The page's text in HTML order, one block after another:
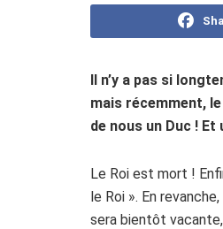
Il n’y a pas si
mais récemment,
de nous un Duc ! Et
Le Roi est mort !
le Roi ». En
sera bientôt